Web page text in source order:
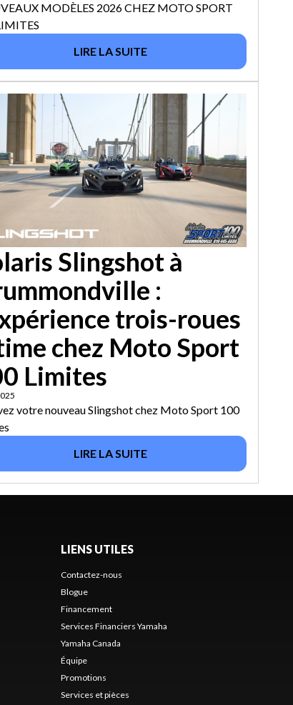
MODÈLES 2026 CHEZ MOTO SPORT
LIRE LA SUITE
Slingshot à
:
trois-roues
chez Moto Sport
Limites
votre nouveau Slingshot chez Moto Sport 100
LIRE LA SUITE
LIENS UTILES
Contactez-nous
Blogue
Financement
Services Financiers Yamaha
Yamaha Canada
Équipe
Promotions
Services et pièces